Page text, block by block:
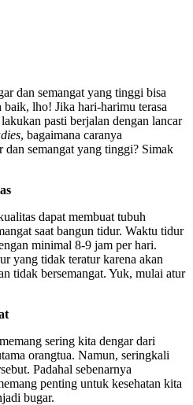
dan semangat yang tinggi bisa
lho! Jika hari-harimu terasa
pasti berjalan dengan lancar
, bagaimana caranya
dan semangat yang tinggi? Simak
dapat membuat tubuh
saat bangun tidur. Waktu tidur
minimal 8-9 jam per hari.
yang tidak teratur karena akan
tidak bersemangat. Yuk, mulai atur
sering kita dengar dari
orangtua. Namun, seringkali
Padahal sebenarnya
penting untuk kesehatan kita
bugar.